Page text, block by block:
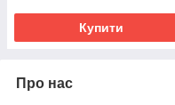
Купити
Про нас